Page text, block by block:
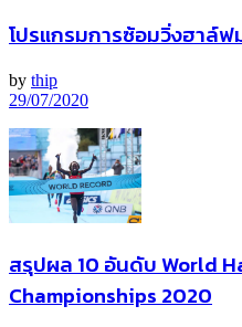
โปรแกรมการซ้อมวิ่งฮาล์ฟ
by thip
29/07/2020
สรุปผล 10 อันดับ World
Championships 2020